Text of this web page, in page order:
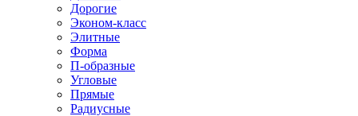
Дорогие
Эконом-класс
Элитные
Форма
П-образные
Угловые
Прямые
Радиусные